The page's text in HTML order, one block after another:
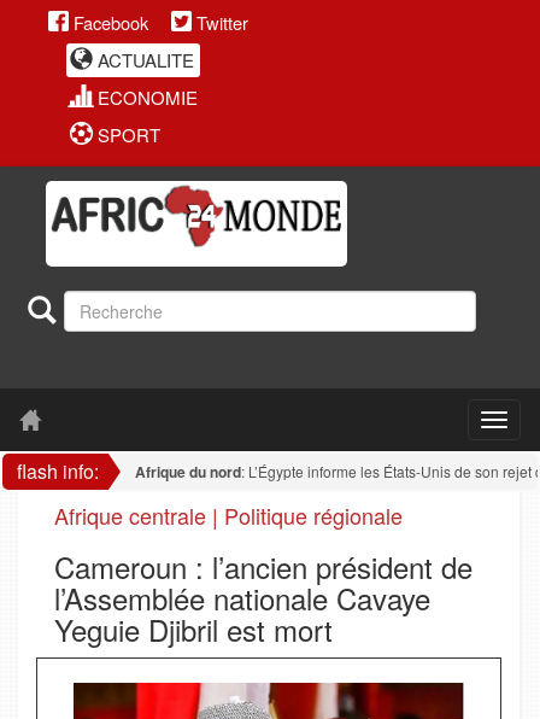
Facebook
Twitter
ACTUALITE
ECONOMIE
SPORT
flash info:Afrique du nord: L’Égypte informe les États-Unis de son rejet de
Afrique centrale | Politique régionale
Cameroun : l’ancien président de
l’Assemblée nationale Cavaye
Yeguie Djibril est mort